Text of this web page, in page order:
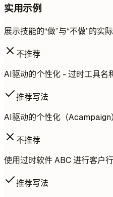
实用示例
展示技能的“做”与“不做”的实
不推荐
AI驱动的个性化 - 过时工具名
推荐写法
AI驱动的个性化（Acampaign
不推荐
使用过时软件 ABC 进行客户
推荐写法